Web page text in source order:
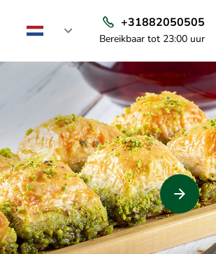
+31882050505
Bereikbaar tot 23:00 uur